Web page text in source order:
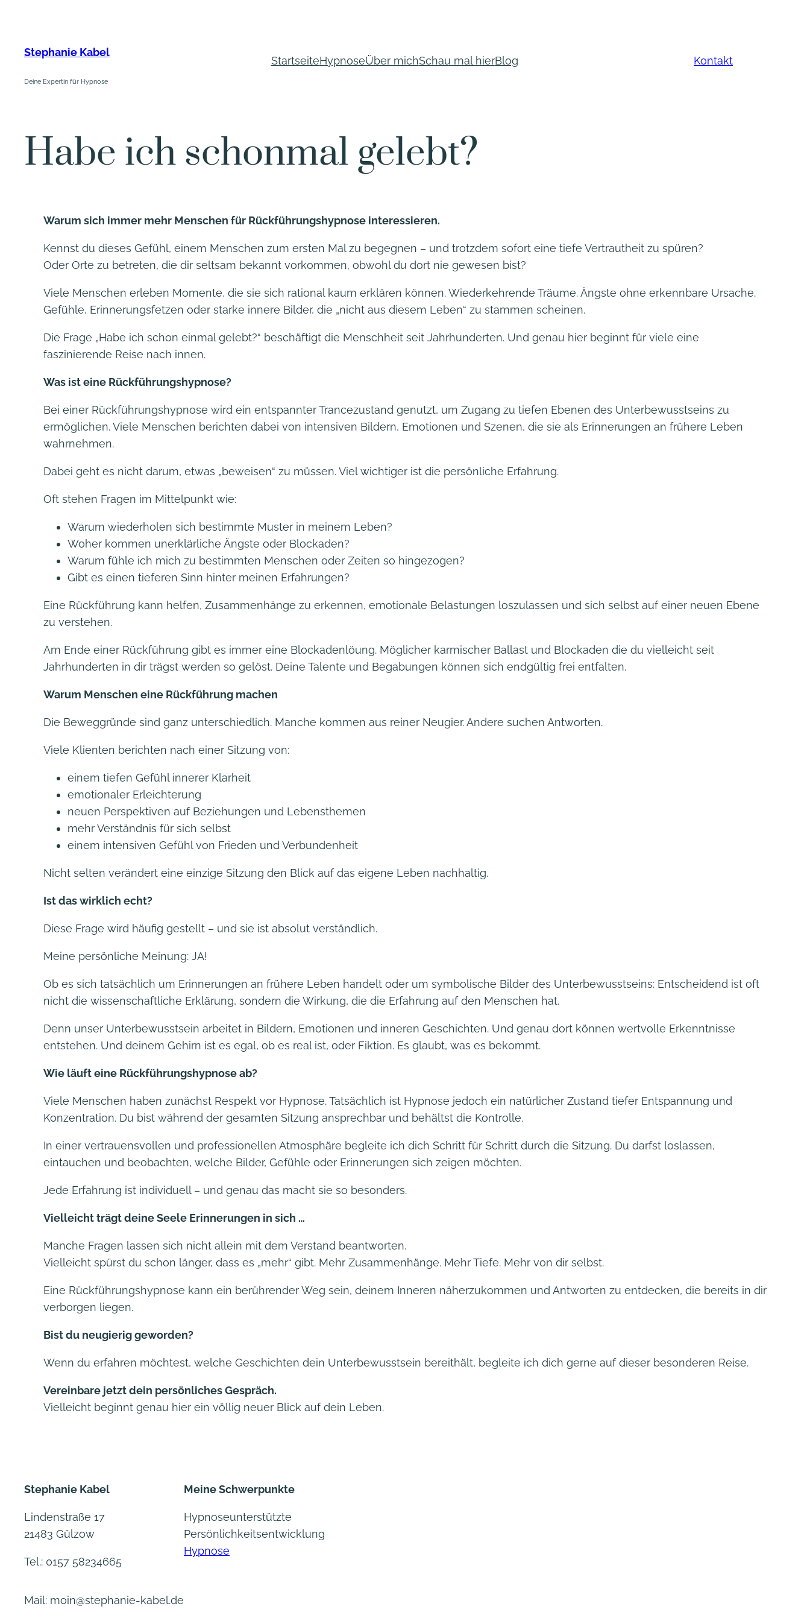
springen
Stephanie Kabel
Deine Expertin für Hypnose
StartseiteHypnoseÜber michSchau mal hierBlog Kontakt
Habe ich schonmal gelebt?
Warum sich immer mehr Menschen für Rückführungshypnose interessieren.
Kennst du dieses Gefühl, einem Menschen zum ersten Mal zu begegnen – und trotzdem sofort eine tiefe Vertrautheit zu spüren?
Oder Orte zu betreten, die dir seltsam bekannt vorkommen, obwohl du dort nie gewesen bist?
Viele Menschen erleben Momente, die sie sich rational kaum erklären können. Wiederkehrende Träume. Ängste ohne erkennbare Ursache.
Gefühle, Erinnerungsfetzen oder starke innere Bilder, die „nicht aus diesem Leben“ zu stammen scheinen.
Die Frage „Habe ich schon einmal gelebt?“ beschäftigt die Menschheit seit Jahrhunderten. Und genau hier beginnt für viele eine
faszinierende Reise nach innen.
Was ist eine Rückführungshypnose?
Bei einer Rückführungshypnose wird ein entspannter Trancezustand genutzt, um Zugang zu tiefen Ebenen des Unterbewusstseins zu
ermöglichen. Viele Menschen berichten dabei von intensiven Bildern, Emotionen und Szenen, die sie als Erinnerungen an frühere Leben
wahrnehmen.
Dabei geht es nicht darum, etwas „beweisen“ zu müssen. Viel wichtiger ist die persönliche Erfahrung.
Oft stehen Fragen im Mittelpunkt wie:
Warum wiederholen sich bestimmte Muster in meinem Leben?
Woher kommen unerklärliche Ängste oder Blockaden?
Warum fühle ich mich zu bestimmten Menschen oder Zeiten so hingezogen?
Gibt es einen tieferen Sinn hinter meinen Erfahrungen?
Eine Rückführung kann helfen, Zusammenhänge zu erkennen, emotionale Belastungen loszulassen und sich selbst auf einer neuen Ebene
zu verstehen.
Am Ende einer Rückführung gibt es immer eine Blockadenlöung. Möglicher karmischer Ballast und Blockaden die du vielleicht seit
Jahrhunderten in dir trägst werden so gelöst. Deine Talente und Begabungen können sich endgültig frei entfalten.
Warum Menschen eine Rückführung machen
Die Beweggründe sind ganz unterschiedlich. Manche kommen aus reiner Neugier. Andere suchen Antworten.
Viele Klienten berichten nach einer Sitzung von:
einem tiefen Gefühl innerer Klarheit
emotionaler Erleichterung
neuen Perspektiven auf Beziehungen und Lebensthemen
mehr Verständnis für sich selbst
einem intensiven Gefühl von Frieden und Verbundenheit
Nicht selten verändert eine einzige Sitzung den Blick auf das eigene Leben nachhaltig.
Ist das wirklich echt?
Diese Frage wird häufig gestellt – und sie ist absolut verständlich.
Meine persönliche Meinung: JA!
Ob es sich tatsächlich um Erinnerungen an frühere Leben handelt oder um symbolische Bilder des Unterbewusstseins: Entscheidend ist oft
nicht die wissenschaftliche Erklärung, sondern die Wirkung, die die Erfahrung auf den Menschen hat.
Denn unser Unterbewusstsein arbeitet in Bildern, Emotionen und inneren Geschichten. Und genau dort können wertvolle Erkenntnisse
entstehen. Und deinem Gehirn ist es egal, ob es real ist, oder Fiktion. Es glaubt, was es bekommt.
Wie läuft eine Rückführungshypnose ab?
Viele Menschen haben zunächst Respekt vor Hypnose. Tatsächlich ist Hypnose jedoch ein natürlicher Zustand tiefer Entspannung und
Konzentration. Du bist während der gesamten Sitzung ansprechbar und behältst die Kontrolle.
In einer vertrauensvollen und professionellen Atmosphäre begleite ich dich Schritt für Schritt durch die Sitzung. Du darfst loslassen,
eintauchen und beobachten, welche Bilder, Gefühle oder Erinnerungen sich zeigen möchten.
Jede Erfahrung ist individuell – und genau das macht sie so besonders.
Vielleicht trägt deine Seele Erinnerungen in sich …
Manche Fragen lassen sich nicht allein mit dem Verstand beantworten.
Vielleicht spürst du schon länger, dass es „mehr“ gibt. Mehr Zusammenhänge. Mehr Tiefe. Mehr von dir selbst.
Eine Rückführungshypnose kann ein berührender Weg sein, deinem Inneren näherzukommen und Antworten zu entdecken, die bereits in dir
verborgen liegen.
Bist du neugierig geworden?
Wenn du erfahren möchtest, welche Geschichten dein Unterbewusstsein bereithält, begleite ich dich gerne auf dieser besonderen Reise.
Vereinbare jetzt dein persönliches Gespräch.
Vielleicht beginnt genau hier ein völlig neuer Blick auf dein Leben.
Stephanie Kabel
Lindenstraße 17
21483 Gülzow
Tel.: 0157 58234665
Mail: moin@stephanie-kabel.de
Meine Schwerpunkte
Hypnoseunterstützte
Persönlichkeitsentwicklung
Hypnose